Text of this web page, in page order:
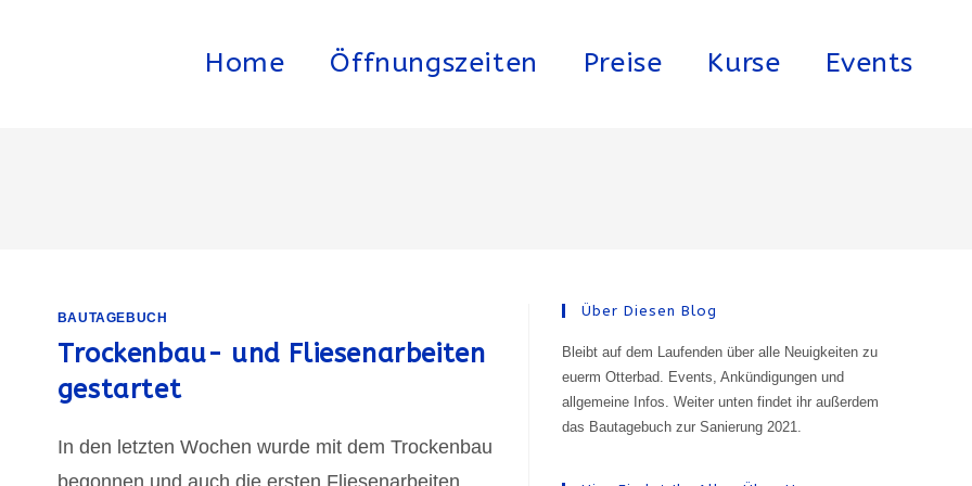
Home Öffnungszeiten Preise Kurse Events
BAUTAGEBUCH
Trockenbau- und Fliesenarbeiten
gestartet
In den letzten Wochen wurde mit dem Trockenbau
begonnen und auch die ersten Fliesenarbeiten
Über Diesen Blog
Bleibt auf dem Laufenden über alle Neuigkeiten zu
euerm Otterbad. Events, Ankündigungen und
allgemeine Infos. Weiter unten findet ihr außerdem
das Bautagebuch zur Sanierung 2021.